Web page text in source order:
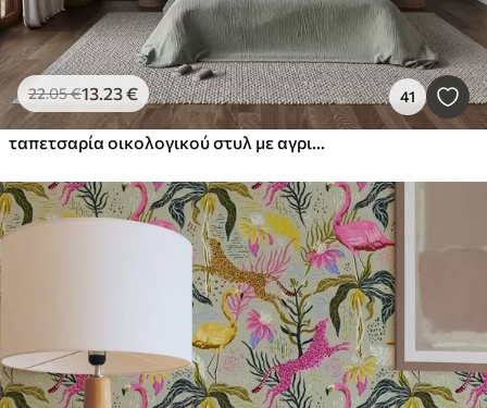
22.05€13.23€ 41
ταπετσαρία οικολογικού στυλ με αγριολούλουδα και φυτά σε φόντο με υφή